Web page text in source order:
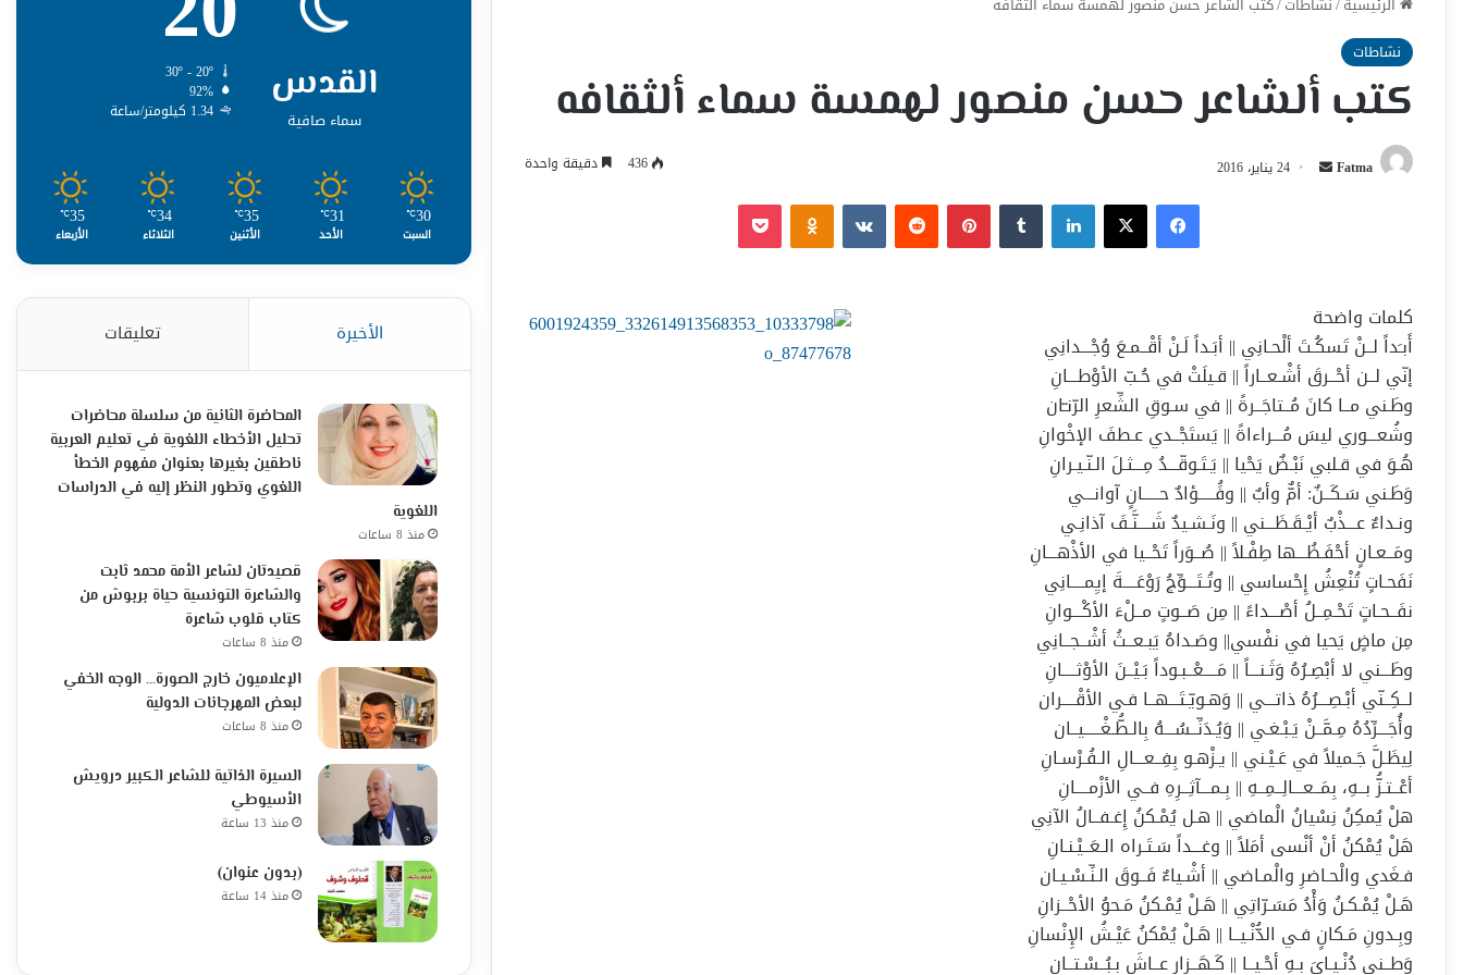
نشاطات
كتب ألشاعر حسن منصور لهمسة سماء ألثقافه
Fatma
أرسل 24 يناير، 2016 436 دقيقة واحدة
فيسبوك‫X لينكدإن بينتيريست Odnoklassniki
‫Pocket
كلمات واضحة
أَبـَداً لــنْ تَسكُـتَ ألْحـانِي || أبَـداً لَـنْ أقْــمـعَ وُجْـــدانِي
إنّي لــن أحْــرقَ أشْـعــاراً || قـيلَتْ في حُـبّ الأوْطـــانِ
وطَـني مــا كانَ مُــتاجَــرةً || في سـوقِ الشِّعرِ الرّنـّان
وشُعـــوري ليسَ مُـــراءاةً || يَستَجْــدي عـطفَ الإخْوانِ
هُـوَ في قـلبي نَبْـضٌ يَحْيا || يَـتَـوقّـــدُ مِـــثـلَ الـنّـيـرانِ
وَطَـني سَـكَــنٌ: أمٌّ وأبٌ || وفَُـــــؤادٌ حـــــانٍ آوانـــي
ونـداءٌ عـــذْبٌ أيْـقَـظَـــني || ونَـشـيدٌ شَــــنَّـفَ آذانِـي
ومَــعـانٍ أحْفَـظُـــها طِفْـلاً || صُــوَراً تَحْــيا في الأذْهـــانِ
نَفَحـاتٍ تُنْعِشُ إِحْساسي || وتُـتَـــوِّجُ رَوْعَــــةَ إيِمــــانِي
نفَــحـاتٍ تَحْـمِــلُ أصْـــداءً || مِن صَــوتٍ مــلْءَ الأكْـــوانِ
مِن ماضٍ يَحيا في نفْسي|| وصَـداهُ يَبـعــثُ أشْــجــانِي
وطَـــني لا أبْصِـرُهُ وَثَـنـــاً || مَــــعْــبـوداً بَـيْــنَ الأوْثــــانِ
لــكِــنّي أبْـصِـــرُهُ ذاتـــي || وَهـويّـتَـــهــا فـي الأقْــــران
وأُجَـــرِّدُهُ مِـمَّــنْ يَـبْـغـي || وَيُـدَنِّــسُـــهُ بِالـطُّـغْـــــيــان
لِيظَـلَّ جَـميلاً في عَـيْـني || يـزْهـو بِفِــعـــالِ الـفُـرْسـانِ
أعْــتـزُّ بــهِ، بِمَــعـــالِــمِــهِ || بِـمـــآثِــرِهِ فــي الأزْمــــانِ
هلْ يُمكِنُ نِسْيانُ الْماضي || هـل يُمْـكنُ إِغـفــالُ الآنِي
هَلْ يُمْكنُ أنْ أنْسى أمَلاً || وغـــداً سَـتَـراه الـعَــيْـنـانِ
فـغَدي والْحـاضرِ والْمـاضي || أشْـياءٌ فَــوقَ الـنِّـسْـيـان
هَـلْ يُمْـكـنُ وَأْدُ مَسَـرّاتِي || هَـلْ يُمْـكنُ مَـحوُ الأحْــزانِ
وبِـدونِ مَـكانٍ فـي الدُّنْـيــا || هَـلْ يُمْكنُ عَيْـشُ الإِنْسانِ
وَطــني دُنْـيـايَ بـهِ أحْـيــا || كَـهَــزارٍ عــاشَ بـبُــسْـتــانِ
القدس
سماء صافية
30º - 20º
92%
1.34 كيلومتر/ساعة
30
℃
السبت
31
℃
الأحد
35
℃
الأثنين
34
℃
الثلاثاء
35
℃
الأربعاء
الأخيرة تعليقات
المحاضرة الثانية من سلسلة محاضرات
تحليل الأخطاء اللغوية في تعليم العربية
ناطقين بغيرها بعنوان مفهوم الخطأ
اللغوي وتطور النظر إليه في الدراسات
اللغوية
منذ 8 ساعات
قصيدتان لشاعر الأمة محمد ثابت
والشاعرة التونسية حياة بربوش من
كتاب قلوب شاعرة
منذ 8 ساعات
الإعلاميون خارج الصورة… الوجه الخفي
لبعض المهرجانات الدولية
منذ 8 ساعات
السيرة الذاتية للشاعر الكبير درويش
الأسيوطي
منذ 13 ساعة
(بدون عنوان)
منذ 14 ساعة